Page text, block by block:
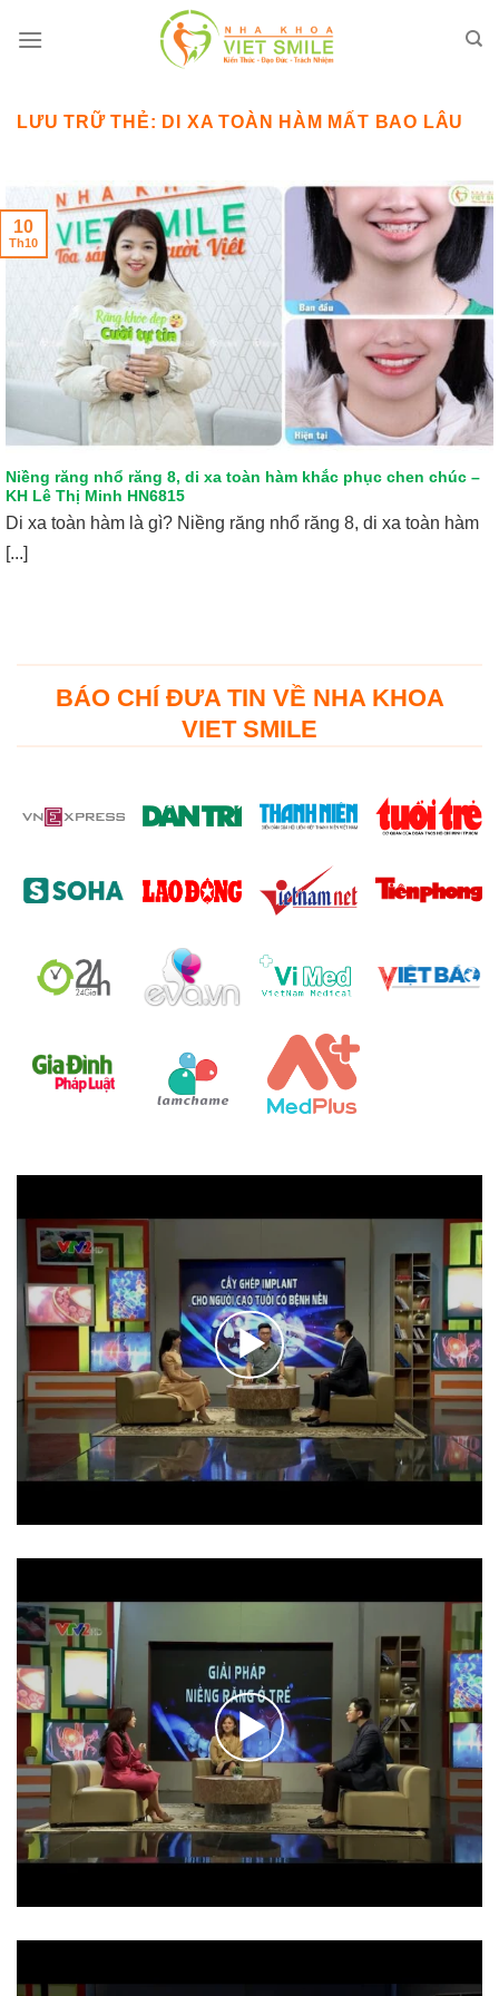
qua
LƯU TRỮ THẺ: DI XA TOÀN HÀM MẤT BAO LÂU
Niềng răng nhổ răng 8, di xa toàn hàm khắc phục chen chúc –
KH Lê Thị Minh HN6815
Di xa toàn hàm là gì? Niềng răng nhổ răng 8, di xa toàn hàm
[...]
10
Th10
BÁO CHÍ ĐƯA TIN VỀ NHA KHOA
VIET SMILE